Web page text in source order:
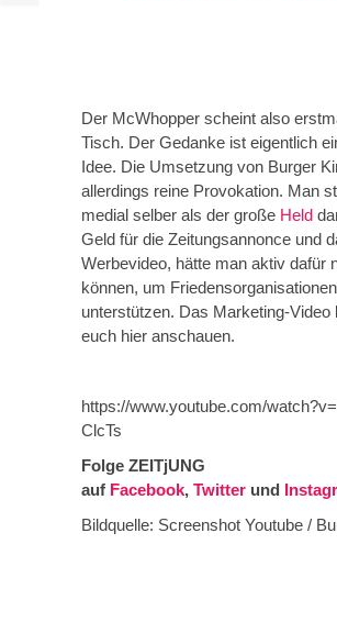
Der McWhopper scheint also
Tisch. Der Gedanke ist eigentlich
Idee. Die Umsetzung von Burger
allerdings reine Provokation. Man
medial selber als der große Held
Geld für die Zeitungsannonce und
Werbevideo, hätte man aktiv dafür
können, um
unterstützen. Das Marketing-Video
euch hier anschauen.
https://www.youtube.com/
ClcTs
Folge ZEITjUNG
auf Facebook, Twitter und
Bildquelle: Screenshot Youtube /